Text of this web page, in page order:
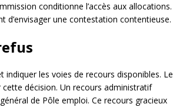
conditionne l’accès aux allocations.
d’envisager une contestation contentieuse.
les voies de recours disponibles. Le
décision. Un recours administratif
de Pôle emploi. Ce recours gracieux